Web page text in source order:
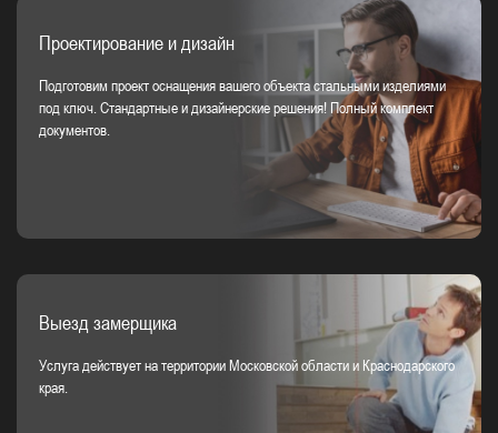
Проектирование и дизайн
Подготовим проект оснащения вашего объекта стальными изделиями
под ключ. Стандартные и дизайнерские решения! Полный комплект
документов.
Выезд замерщика
Услуга действует на территории Московской области и Краснодарского
края.